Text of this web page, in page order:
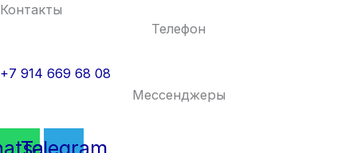
Контакты
Телефон
+7 914 669 68 08
Мессенджеры
Telegram